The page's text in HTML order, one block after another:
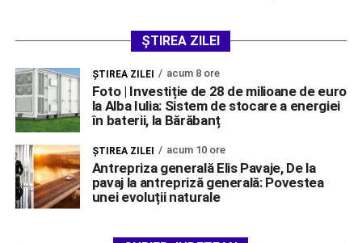
ȘTIREA ZILEI
ŞTIREA ZILEI acum 8 ore
Foto | Investiție de 28 de milioane de euro
la Alba Iulia: Sistem de stocare a energiei
în baterii, la Bărăbanț
ŞTIREA ZILEI acum 10 ore
Antrepriza generală Elis Pavaje, De la
pavaj la antrepriză generală: Povestea
unei evoluții naturale